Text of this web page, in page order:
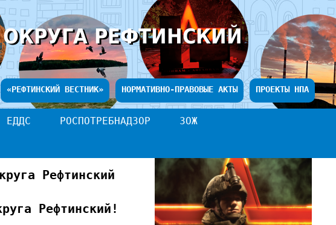
РЕФТИНСКИЙ
«РЕФТИНСКИЙ ВЕСТНИК» НОРМАТИВНО-ПРАВОВЫЕ АКТЫ ПРОЕКТЫ НПА
ЕДДС РОСПОТРЕБНАДЗОР ЗОЖ
Рефтинский
Рефтинский!